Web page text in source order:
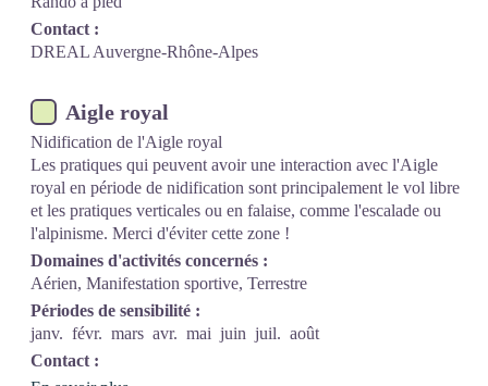
Contact :
DREAL Auvergne-Rhône-Alpes
Aigle royal
Nidification de l'Aigle royal
Les pratiques qui peuvent avoir une interaction avec l'Aigle
royal en période de nidification sont principalement le vol libre
et les pratiques verticales ou en falaise, comme l'escalade ou
l'alpinisme. Merci d'éviter cette zone !
Domaines d'activités concernés :
Aérien, Manifestation sportive, Terrestre
Périodes de sensibilité :
janv. févr. mars avr. mai juin juil. août
Contact :